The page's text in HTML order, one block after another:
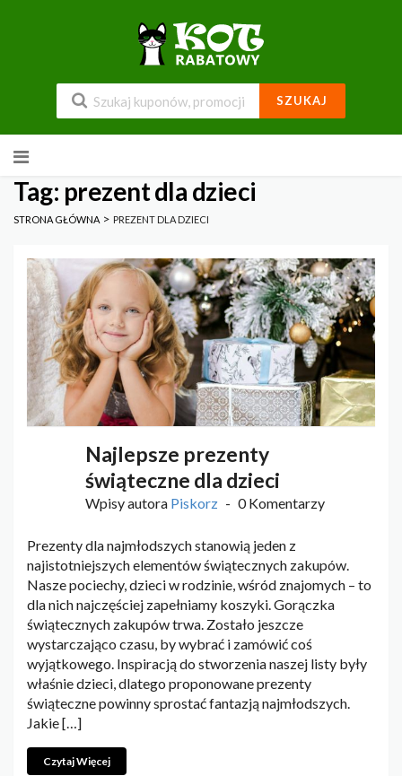
SZUKAJ
do
zawartości
Tag: prezent dla dzieci
STRONA GŁÓWNA > PREZENT DLA DZIECI
Najlepsze prezenty
świąteczne dla dzieci
Wpisy autora Piskorz 0 Komentarzy
Prezenty dla najmłodszych stanowią jeden z
najistotniejszych elementów świątecznych zakupów.
Nasze pociechy, dzieci w rodzinie, wśród znajomych – to
dla nich najczęściej zapełniamy koszyki. Gorączka
świątecznych zakupów trwa. Zostało jeszcze
wystarczająco czasu, by wybrać i zamówić coś
wyjątkowego. Inspiracją do stworzenia naszej listy były
właśnie dzieci, dlatego proponowane prezenty
świąteczne powinny sprostać fantazją najmłodszych.
Jakie […]
Czytaj Więcej